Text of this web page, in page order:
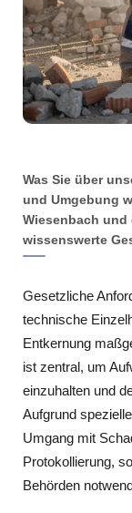
Was Sie über
und Umgebung
Wiesenbach und
wissenswerte
Gesetzliche
technische
Entkernung
ist zentral, um
einzuhalten und
Aufgrund
Umgang mit
Protokollierung,
Behörden